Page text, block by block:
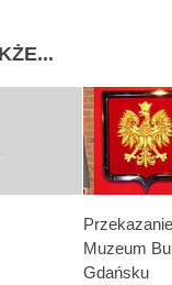
Muzeum
Gdańsku